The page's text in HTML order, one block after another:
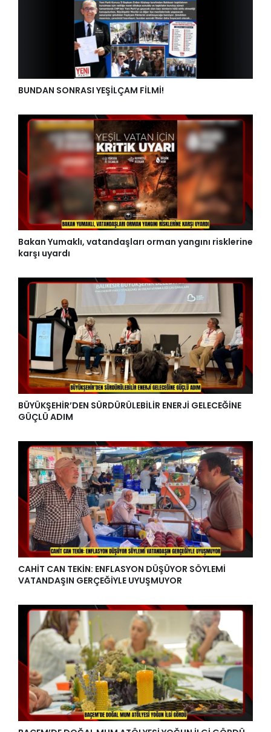
BUNDAN SONRASI YEŞİLÇAM FİLMİ!
Bakan Yumaklı, vatandaşları orman yangını risklerine
karşı uyardı
BÜYÜKŞEHİR’DEN SÜRDÜRÜLEBİLİR ENERJİ GELECEĞİNE
GÜÇLÜ ADIM
CAHİT CAN TEKİN: ENFLASYON DÜŞÜYOR SÖYLEMİ
VATANDAŞIN GERÇEĞİYLE UYUŞMUYOR